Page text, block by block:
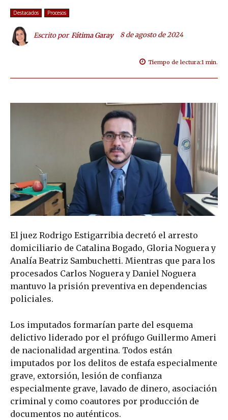
Destacados Procesos
Escrito por Fátima Garay 8 de agosto de 2024
Tiempo de lectura:1 min.
El juez Rodrigo Estigarribia decretó el arresto
domiciliario de Catalina Bogado, Gloria Noguera y
Analía Beatriz Sambuchetti. Mientras que para los
procesados Carlos Noguera y Daniel Noguera
mantuvo la prisión preventiva en dependencias
policiales.
Los imputados formarían parte del esquema
delictivo liderado por el prófugo Guillermo Ameri
de nacionalidad argentina. Todos están
imputados por los delitos de estafa especialmente
grave, extorsión, lesión de confianza
especialmente grave, lavado de dinero, asociación
criminal y como coautores por producción de
documentos no auténticos.